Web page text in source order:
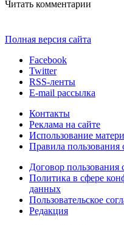
Читать комментарии
Полная версия сайта
Facebook
Twitter
RSS-ленты
E-mail рассылка
Контакты
Реклама на сайте
Использование
Правила пользования
Договор пользования
Политика в сфере
данных
Пользовательское
Редакция